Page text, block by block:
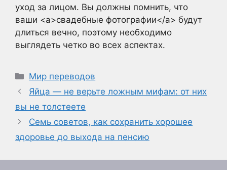
уход за лицом. Вы должны помнить, что
ваши <a>свадебные фотографии</a> будут
длиться вечно, поэтому необходимо
выглядеть четко во всех аспектах.
Рубрики
Мир переводов
Яйца — не верьте ложным мифам: от них
вы не толстеете
Семь советов, как сохранить хорошее
здоровье до выхода на пенсию